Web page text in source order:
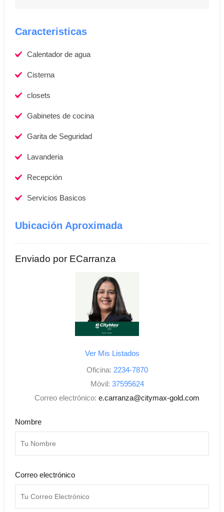
Caracteristicas
Calentador de agua
Cisterna
closets
Gabinetes de cocina
Garita de Seguridad
Lavanderia
Recepción
Servicios Basicos
Ubicación Aproximada
Enviado por ECarranza
Ver Mis Listados
Oficina: 2234-7870
Móvil: 37595624
Correo electrónico: e.carranza@citymax-gold.com
Nombre
Correo electrónico